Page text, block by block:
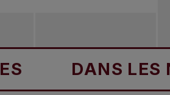
DANS LES